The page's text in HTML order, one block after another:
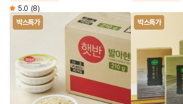
5.0 (8)
박스특가 박스특가